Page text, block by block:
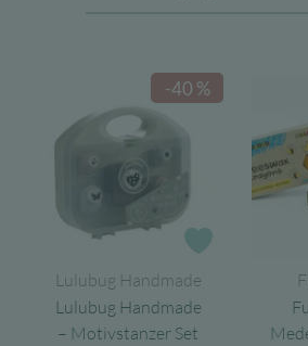
-40 %
Lulubug Handmade
Lulubug Handmade
– Motivstanzer Set